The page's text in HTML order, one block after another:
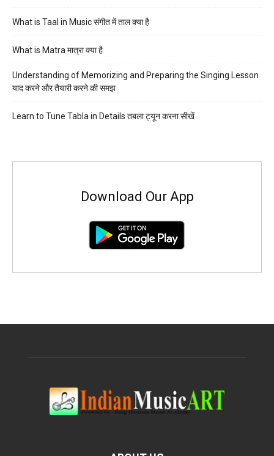
What is Taal in Music संगीत में ताल क्या है
What is Matra मात्रा क्या है
Understanding of Memorizing and Preparing the Singing Lesson
याद करने और तैयारी करने की समझ
Learn to Tune Tabla in Details तबला ट्यून करना सीखें
Download Our App